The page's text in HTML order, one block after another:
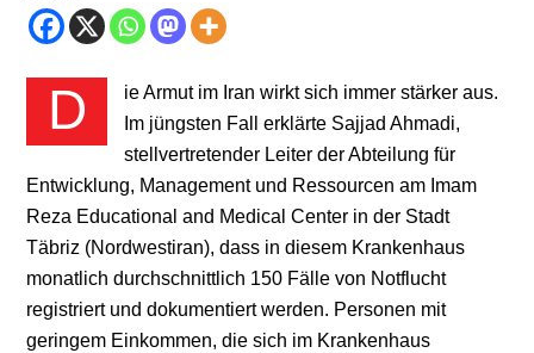
Die Armut im Iran wirkt sich immer stärker aus.
Im jüngsten Fall erklärte Sajjad Ahmadi,
stellvertretender Leiter der Abteilung für
Entwicklung, Management und Ressourcen am Imam
Reza Educational and Medical Center in der Stadt
Täbriz (Nordwestiran), dass in diesem Krankenhaus
monatlich durchschnittlich 150 Fälle von Notflucht
registriert und dokumentiert werden. Personen mit
geringem Einkommen, die sich im Krankenhaus